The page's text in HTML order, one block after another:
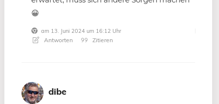
😀
am 13. Juni 2024 um 16:12 Uhr
Antworten Zitieren
dibe